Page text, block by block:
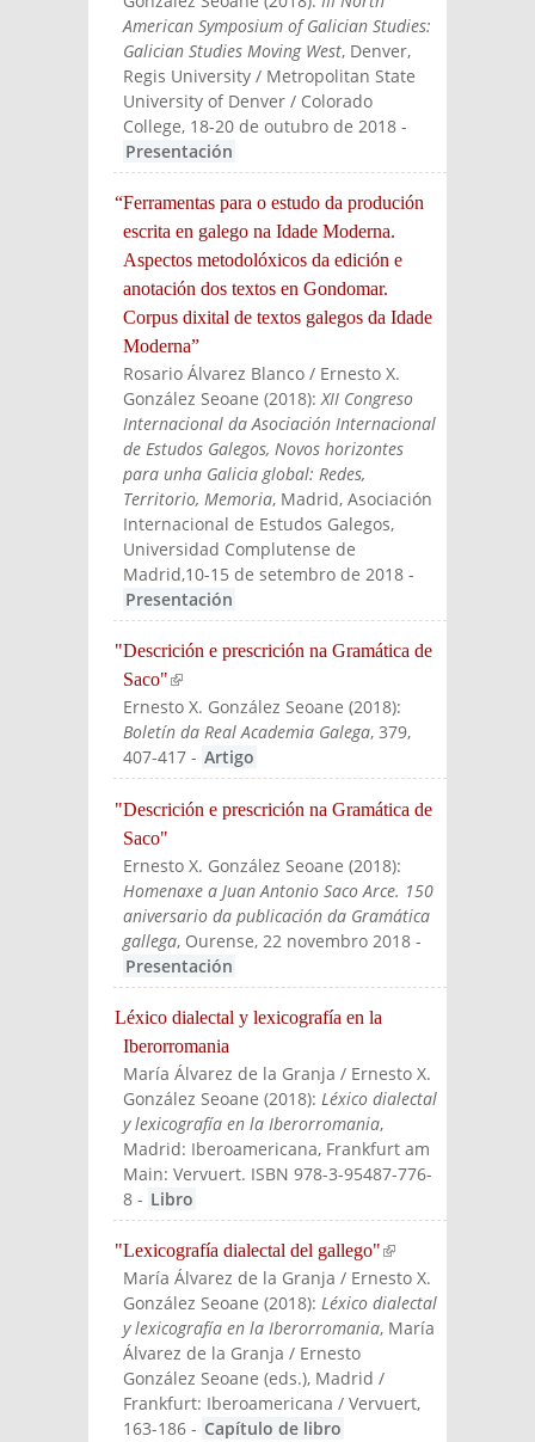
American Symposium of Galician Studies:
Galician Studies Moving West, Denver,
Regis University / Metropolitan State
University of Denver / Colorado
College, 18-20 de outubro de 2018 -
Presentación
“Ferramentas para o estudo da produción
escrita en galego na Idade Moderna.
Aspectos metodolóxicos da edición e
anotación dos textos en Gondomar.
Corpus dixital de textos galegos da Idade
Moderna”
Rosario Álvarez Blanco / Ernesto X.
González Seoane (2018):XII Congreso
Internacional da Asociación Internacional
de Estudos Galegos, Novos horizontes
para unha Galicia global: Redes,
Territorio, Memoria, Madrid, Asociación
Internacional de Estudos Galegos,
Universidad Complutense de
Madrid,10-15 de setembro de 2018 -
Presentación
"Descrición e prescrición na Gramática de
Saco"(link is external)
Ernesto X. González Seoane (2018):
Boletín da Real Academia Galega, 379,
407-417 - Artigo
"Descrición e prescrición na Gramática de
Saco"
Ernesto X. González Seoane (2018):
Homenaxe a Juan Antonio Saco Arce. 150
aniversario da publicación da Gramática
gallega, Ourense, 22 novembro 2018 -
Presentación
Léxico dialectal y lexicografía en la
Iberorromania
María Álvarez de la Granja / Ernesto X.
González Seoane (2018):Léxico dialectal
y lexicografía en la Iberorromania,
Madrid: Iberoamericana, Frankfurt am
Main: Vervuert. ISBN 978-3-95487-776-
8 - Libro
"Lexicografía dialectal del gallego"(link is
external
)
María Álvarez de la Granja / Ernesto X.
González Seoane (2018):Léxico dialectal
y lexicografía en la Iberorromania, María
Álvarez de la Granja / Ernesto
González Seoane (eds.), Madrid /
Frankfurt: Iberoamericana / Vervuert,
163-186 - Capítulo de libro